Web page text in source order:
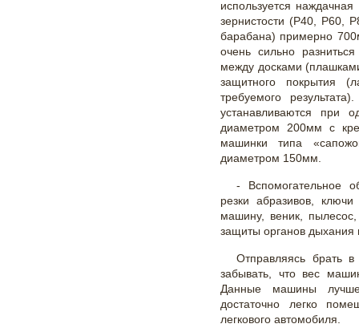
используется
зернистости (P40, P60,
барабана) примерно
очень сильно
между досками
защитного покрытия
требуемого
устанавливаются при
диаметром 200мм с
машинки типа
диаметром 150мм.
- Вспомогательное
резки абразивов,
машину, веник,
защиты органов дыхания
Отправляясь брать
забывать, что вес
Данные машины
достаточно легко
легкового автомобиля.